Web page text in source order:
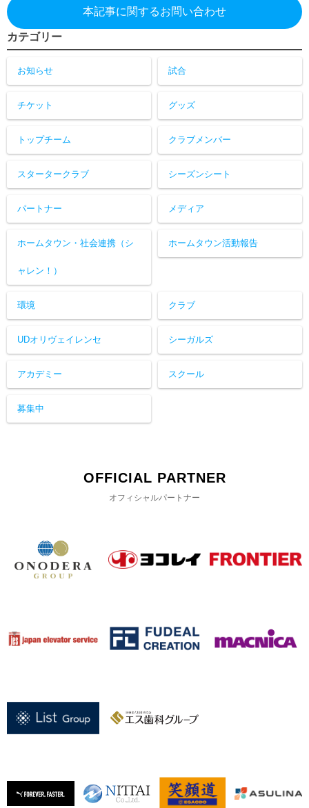
本記事に関するお問い合わせ
カテゴリー
お知らせ 試合
チケット グッズ
トップチーム クラブメンバー
スタータークラブ シーズンシート
パートナー メディア
ホームタウン・社会連携（シ
ャレン！）
ホームタウン活動報告
環境 クラブ
UDオリヴェイレンセ シーガルズ
アカデミー スクール
募集中
OFFICIAL PARTNER
オフィシャルパートナー